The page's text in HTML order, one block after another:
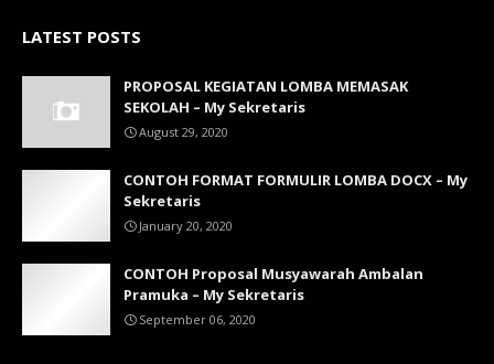
LATEST POSTS
PROPOSAL KEGIATAN LOMBA MEMASAK
SEKOLAH – My Sekretaris
August 29, 2020
CONTOH FORMAT FORMULIR LOMBA DOCX – My
Sekretaris
January 20, 2020
CONTOH Proposal Musyawarah Ambalan
Pramuka – My Sekretaris
September 06, 2020